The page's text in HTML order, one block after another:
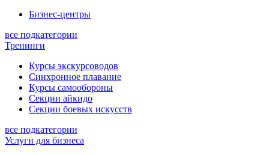
Бизнес-центры
все подкатегории
Тренинги
Курсы экскурсоводов
Синхронное плавание
Курсы самообороны
Секции айкидо
Секции боевых искусств
все подкатегории
Услуги для бизнеса